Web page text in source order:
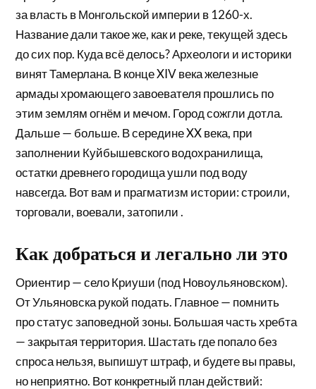
за власть в Монгольской империи в 1260-х.
Название дали такое же, как и реке, текущей здесь
до сих пор. Куда всё делось? Археологи и историки
винят Тамерлана. В конце XIV века железные
армады хромающего завоевателя прошлись по
этим землям огнём и мечом. Город сожгли дотла.
Дальше — больше. В середине XX века, при
заполнении Куйбышевского водохранилища,
остатки древнего городища ушли под воду
навсегда. Вот вам и прагматизм истории: строили,
торговали, воевали, затопили .
Как добраться и легально ли это
Ориентир — село Криуши (под Новоульяновском).
От Ульяновска рукой подать. Главное — помнить
про статус заповедной зоны. Большая часть хребта
— закрытая территория. Шастать где попало без
спроса нельзя, выпишут штраф, и будете вы правы,
но неприятно. Вот конкретный план действий: